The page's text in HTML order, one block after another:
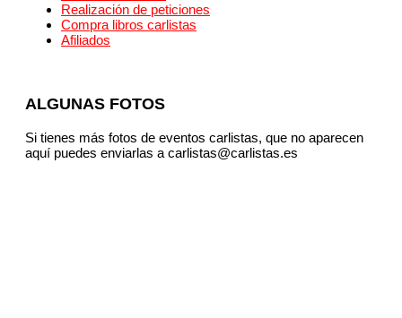
Realización de peticiones
Compra libros carlistas
Afiliados
ALGUNAS FOTOS
Si tienes más fotos de eventos carlistas, que no aparecen
aquí puedes enviarlas a carlistas@carlistas.es